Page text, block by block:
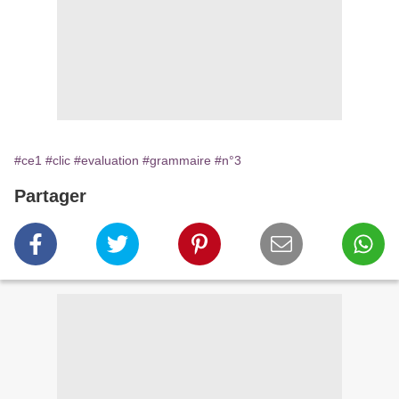
#ce1 #clic #evaluation #grammaire #n°3
Partager